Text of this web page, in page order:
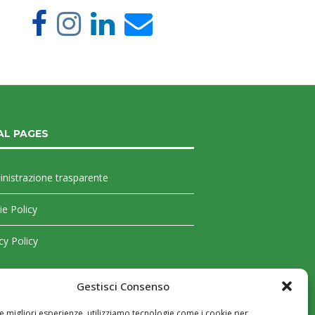
Gestisci Consenso
PAGES
trasparente
Policy
Policy